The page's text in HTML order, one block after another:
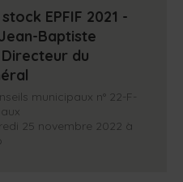
EPFIF 2021 -
Baptiste
Directeur du
municipaux n° 22-F-
25 novembre 2022 à